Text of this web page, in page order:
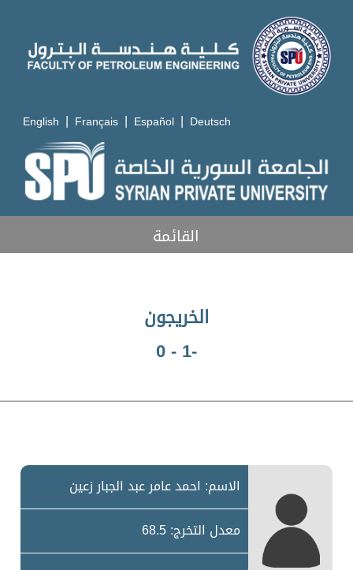
English | Français | Español | Deutsch
القائمة
الخريجون
-1 - 0
الاسم: احمد عامر عبد الجبار زعين
معدل التخرج: 68.5